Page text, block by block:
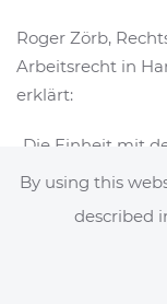
By using this
described
Roger Zörb,
Arbeitsrecht in
erklärt:
„Die Einheit mit
äußerliches
katholischen
erklärten Willen